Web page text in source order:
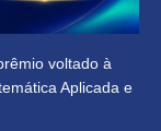
voltado à
Aplicada e